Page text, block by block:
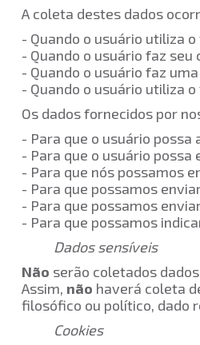
A coleta destes dados
- Quando o usuário
- Quando o usuário faz
- Quando o usuário faz
- Quando o usuário utiliza
Os dados fornecidos por
- Para que o usuário
- Para que o usuário
- Para que nós
- Para que possamos
- Para que possamos
- Para que possamos
Dados sensíveis
Não serão coletados
Assim, não haverá coleta
filosófico ou político, dado
Cookies